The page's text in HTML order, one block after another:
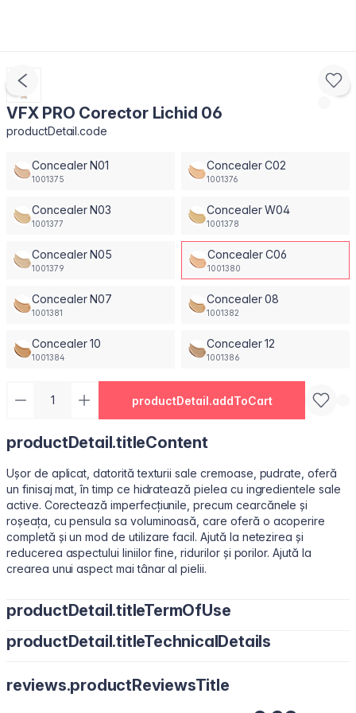
VFX PRO Corector Lichid 06
productDetail.code
Concealer N01
1001375
Concealer C02
1001376
Concealer N03
1001377
Concealer W04
1001378
Concealer N05
1001379
Concealer C06
1001380
Concealer N07
1001381
Concealer 08
1001382
Concealer 10
1001384
Concealer 12
1001386
productDetail.addToCart
productDetail.titleContent
Ușor de aplicat, datorită texturii sale cremoase, pudrate, oferă
un finisaj mat, în timp ce hidratează pielea cu ingredientele sale
active. Corectează imperfecțiunile, precum cearcănele și
roșeața, cu pensula sa voluminoasă, care oferă o acoperire
completă și un mod de utilizare facil. Ajută la netezirea și
reducerea aspectului liniilor fine, ridurilor și porilor. Ajută la
crearea unui aspect mai tânar al pielii.
productDetail.titleTermOfUse
Aplicați puncte mici sub ochi sau pe zonele necesare cu vârful
productDetail.titleTechnicalDetails
Glycol, Peg-10 Dimethicone, Dimethicone, Polymethyl
reviews.productReviewsTitle